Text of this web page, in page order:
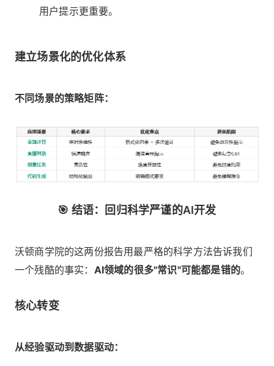
用户提示更重要。
建立场景化的优化体系
不同场景的策略矩阵：
🎯 结语：回归科学严谨的AI开发
沃顿商学院的这两份报告用最严格的科学方法告诉我们
一个残酷的事实： AI领域的很多"常识"可能都是错的。
核心转变
从经验驱动到数据驱动：